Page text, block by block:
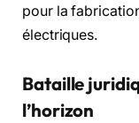
pour la
électriques.
Bataille
l’horizon